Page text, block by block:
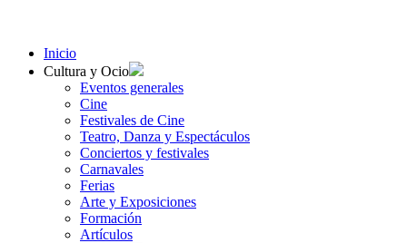
Inicio
Cultura y Ocio
Eventos generales
Cine
Festivales de Cine
Teatro, Danza y Espectáculos
Conciertos y festivales
Carnavales
Ferias
Arte y Exposiciones
Formación
Artículos